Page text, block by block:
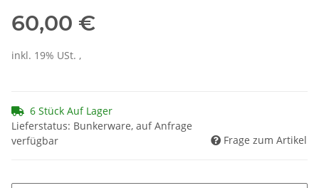
60,00 €
inkl. 19% USt. ,
6 Stück Auf Lager
Lieferstatus: Bunkerware, auf Anfrage
verfügbar
Frage zum Artikel